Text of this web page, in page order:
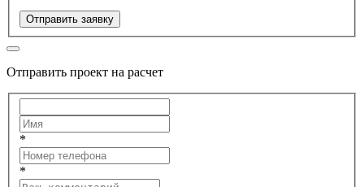
Отправить заявку
Отправить проект на расчет
*
*